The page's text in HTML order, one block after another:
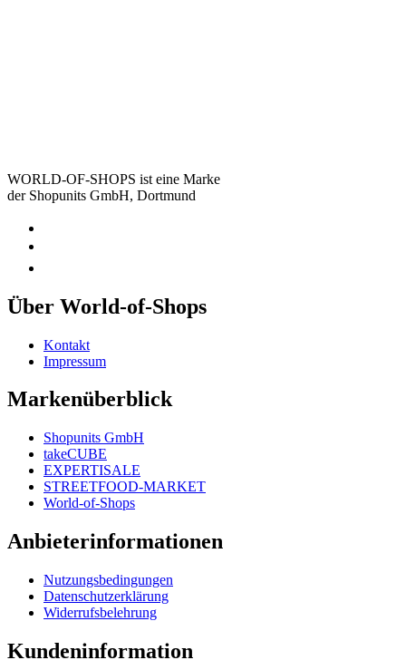
WORLD-OF-SHOPS ist eine Marke
der Shopunits GmbH, Dortmund
Über World-of-Shops
Kontakt
Impressum
Markenüberblick
Shopunits GmbH
takeCUBE
EXPERTISALE
STREETFOOD-MARKET
World-of-Shops
Anbieterinformationen
Nutzungsbedingungen
Datenschutzerklärung
Widerrufsbelehrung
Kundeninformation